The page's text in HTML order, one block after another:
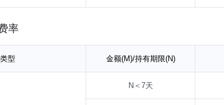
率
型 金额(M)/持有期限(N)
N＜7天